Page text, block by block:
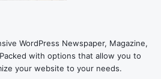
WordPress Newspaper, Magazine,
with options that allow you to
your website to your needs.